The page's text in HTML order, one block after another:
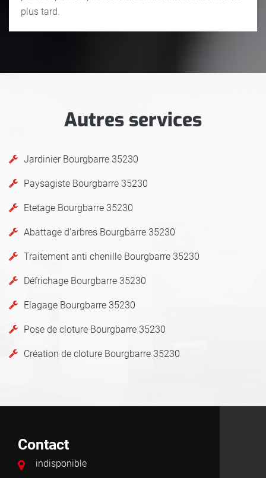
plus tard.
Autres services
Jardinier Bourgbarre 35230
Paysagiste Bourgbarre 35230
Etetage Bourgbarre 35230
Abattage d'arbres Bourgbarre 35230
Traitement anti chenille Bourgbarre 35230
Défrichage Bourgbarre 35230
Elagage Bourgbarre 35230
Pose de cloture Bourgbarre 35230
Création de cloture Bourgbarre 35230
Contact
indisponible